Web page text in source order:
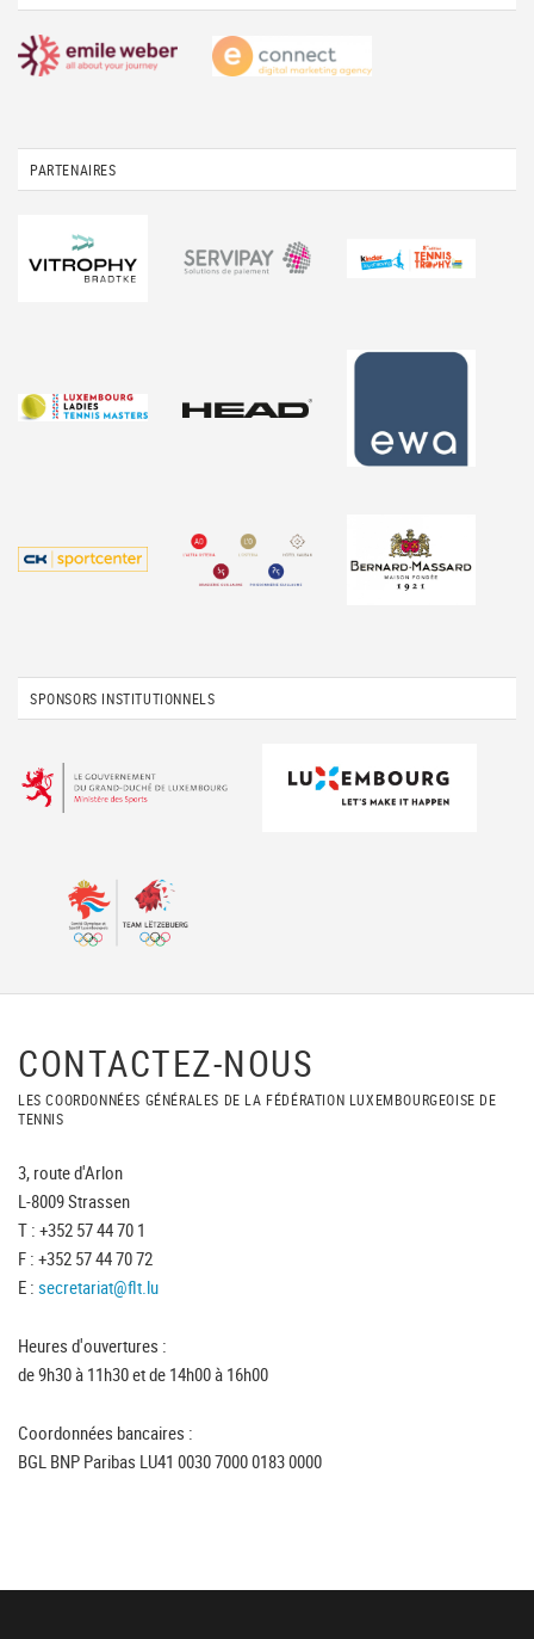
PARTENAIRES
SPONSORS INSTITUTIONNELS
CONTACTEZ-NOUS
LES COORDONNÉES GÉNÉRALES DE LA FÉDÉRATION LUXEMBOURGEOISE DE
TENNIS
3, route d'Arlon
L-8009 Strassen
T : +352 57 44 70 1
F : +352 57 44 70 72
E : secretariat@flt.lu
Heures d'ouvertures :
de 9h30 à 11h30 et de 14h00 à 16h00
Coordonnées bancaires :
BGL BNP Paribas LU41 0030 7000 0183 0000